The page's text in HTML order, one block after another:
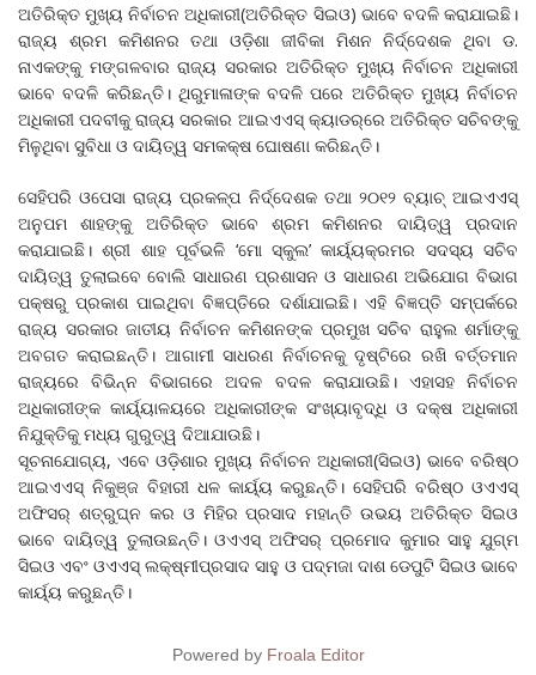
ଅତିରିକ୍ତ ମୁଖ୍ୟ ନିର୍ବାଚନ ଅଧିକାରୀ(ଅତିରିକ୍ତ ସିଇଓ) ଭାବେ ବଦଳି କରାଯାଇଛି।
ରାଜ୍ୟ ଶ୍ରମ କମିଶନର ତଥା ଓଡ଼ିଶା ଜୀବିକା ମିଶନ ନିର୍ଦ୍ଦେଶକ ଥିବା ଡ.
ନାଏକଙ୍କୁ ମଙ୍ଗଳବାର ରାଜ୍ୟ ସରକାର ଅତିରିକ୍ତ ମୁଖ୍ୟ ନିର୍ବାଚନ ଅଧିକାରୀ
ଭାବେ ବଦଳି କରିଛନ୍ତି। ଥିରୁମାଳାଙ୍କ ବଦଳି ପରେ ଅତିରିକ୍ତ ମୁଖ୍ୟ ନିର୍ବାଚନ
ଅଧିକାରୀ ପଦବୀକୁ ରାଜ୍ୟ ସରକାର ଆଇଏଏସ୍‌‌ କ୍ୟାଡର୍‌ରେ ଅତିରିକ୍ତ ସଚିବଙ୍କୁ
ମିଳୁଥିବା ସୁବିଧା ଓ ଦାୟିତ୍ୱ ସମକକ୍ଷ ଘୋଷଣା କରିଛନ୍ତି।
ସେହିପରି ଓପେସା ରାଜ୍ୟ ପ୍ରକଳ୍ପ ନିର୍ଦ୍ଦେଶକ ତଥା ୨୦୧୨ ବ୍ୟାଚ୍‌‌ ଆଇଏଏସ୍‌‌
ଅନୁପମ ଶାହଙ୍କୁ ଅତିରିକ୍ତ ଭାବେ ଶ୍ରମ କମିଶନର ଦାୟିତ୍ୱ ପ୍ରଦାନ
କରାଯାଇଛି। ଶ୍ରୀ ଶାହ ପୂର୍ବଭଳି ‘ମୋ ସ୍କୁଲ’ କାର୍ୟ୍ୟକ୍ରମର ସଦସ୍ୟ ସଚିବ
ଦାୟିତ୍ୱ ତୁଲାଇବେ ବୋଲି ସାଧାରଣ ପ୍ରଶାସନ ଓ ସାଧାରଣ ଅଭିଯୋଗ ବିଭାଗ
ପକ୍ଷରୁ ପ୍ରକାଶ ପାଇଥିବା ବିଜ୍ଞପ୍ତିରେ ଦର୍ଶାଯାଇଛି। ଏହି ବିଜ୍ଞପ୍ତି ସମ୍ପର୍କରେ
ରାଜ୍ୟ ସରକାର ଜାତୀୟ ନିର୍ବାଚନ କମିଶନଙ୍କ ପ୍ରମୁଖ ସଚିବ ରାହୁଲ ଶର୍ମାଙ୍କୁ
ଅବଗତ କରାଇଛନ୍ତି। ଆଗାମୀ ସାଧରଣ ନିର୍ବାଚନକୁ ଦୃଷ୍ଟିରେ ରଖି ବର୍ତ୍ତମାନ
ରାଜ୍ୟରେ ବିଭିନ୍ନ ବିଭାଗରେ ଅଦଳ ବଦଳ କରାଯାଉଛି। ଏହାସହ ନିର୍ବାଚନ
ଅଧିକାରୀଙ୍କ କାର୍ୟ୍ୟାଳୟରେ ଅଧିକାରୀଙ୍କ ସଂଖ୍ୟାବୃଦ୍ଧି ଓ ଦକ୍ଷ ଅଧିକାରୀ
ନିଯୁକ୍ତିକୁ ମଧ୍ୟ ଗୁରୁତ୍ୱ ଦିଆଯାଉଛି।
ସୂଚନାଯୋଗ୍ୟ, ଏବେ ଓଡ଼ିଶାର ମୁଖ୍ୟ ନିର୍ବାଚନ ଅଧିକାରୀ(ସିଇଓ) ଭାବେ ବରିଷ୍ଠ
ଆଇଏଏସ୍‌‌ ନିକୁଞ୍ଜ ବିହାରୀ ଧଳ କାର୍ୟ୍ୟ କରୁଛନ୍ତି। ସେହିପରି ବରିଷ୍ଠ ଓଏଏସ୍‌‌
ଅଫିସର୍‌ ଶତ୍ରୁଘ୍ନ କର ଓ ମିହିର ପ୍ରସାଦ ମହାନ୍ତି ଉଭୟ ଅତିରିକ୍ତ ସିଇଓ
ଭାବେ ଦାୟିତ୍ୱ ତୁଲାଉଛନ୍ତି। ଓଏଏସ୍‌‌ ଅଫିସର୍‌ ପ୍ରମୋଦ କୁମାର ସାହୁ ଯୁଗ୍ମ
ସିଇଓ ଏବଂ ଓଏଏସ୍‌‌ ଲକ୍ଷ୍ମୀପ୍ରସାଦ ସାହୁ ଓ ପଦ୍ମଜା ଦାଶ ଡେପୁଟି ସିଇଓ ଭାବେ
କାର୍ୟ୍ୟ କରୁଛନ୍ତି।
Powered by Froala Editor